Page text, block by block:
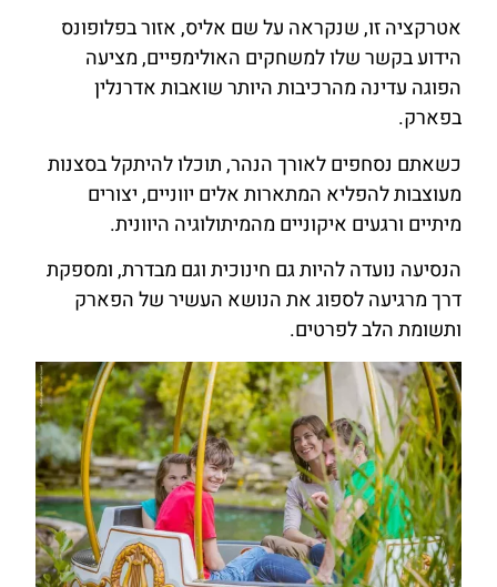
אטרקציה זו, שנקראה על שם אליס, אזור בפלופונס
הידוע בקשר שלו למשחקים האולימפיים, מציעה
הפוגה עדינה מהרכיבות היותר שואבות אדרנלין
בפארק.
כשאתם נסחפים לאורך הנהר, תוכלו להיתקל בסצנות
מעוצבות להפליא המתארות אלים יווניים, יצורים
מיתיים ורגעים איקוניים מהמיתולוגיה היוונית.
הנסיעה נועדה להיות גם חינוכית וגם מבדרת, ומספקת
דרך מרגיעה לספוג את הנושא העשיר של הפארק
ותשומת הלב לפרטים.